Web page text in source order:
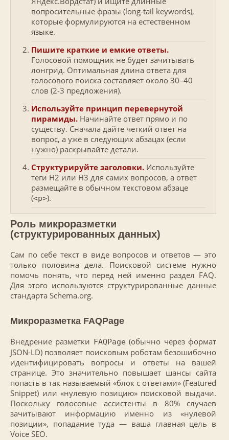
вопросительные фразы (long-tail keywords),
которые формулируются на естественном
языке.
Пишите краткие и емкие ответы.
Голосовой помощник не будет зачитывать
лонгрид. Оптимальная длина ответа для
голосового поиска составляет около 30–40
слов (2-3 предложения).
Используйте принцип перевернутой
пирамиды. Начинайте ответ прямо и по
существу. Сначала дайте четкий ответ на
вопрос, а уже в следующих абзацах (если
нужно) раскрывайте детали.
Структурируйте заголовки. Используйте
теги H2 или H3 для самих вопросов, а ответ
размещайте в обычном текстовом абзаце
(<p>).
Роль микроразметки
(структурированных данных)
Сам по себе текст в виде вопросов и ответов — это
только половина дела. Поисковой системе нужно
помочь понять, что перед ней именно раздел FAQ.
Для этого используются структурированные данные
стандарта Schema.org.
Микроразметка FAQPage
Внедрение разметки FAQPage (обычно через формат
JSON-LD) позволяет поисковым роботам безошибочно
идентифицировать вопросы и ответы на вашей
странице. Это значительно повышает шансы сайта
попасть в так называемый «блок с ответами» (Featured
Snippet) или «нулевую позицию» поисковой выдачи.
Поскольку голосовые ассистенты в 80% случаев
зачитывают информацию именно из «нулевой
позиции», попадание туда — ваша главная цель в
Voice SEO.